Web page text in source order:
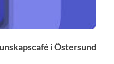
i Östersund